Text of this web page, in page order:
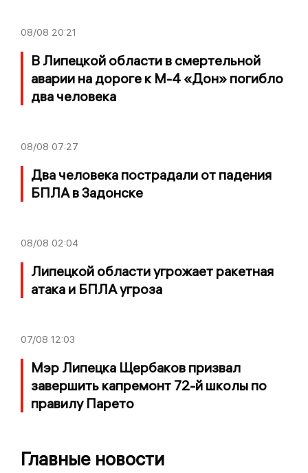
08/08 20:21
В Липецкой области в смертельной
аварии на дороге к М-4 «Дон» погибло
два человека
08/08 07:27
Два человека пострадали от падения
БПЛА в Задонске
08/08 02:04
Липецкой области угрожает ракетная
атака и БПЛА угроза
07/08 12:03
Мэр Липецка Щербаков призвал
завершить капремонт 72-й школы по
правилу Парето
Главные новости